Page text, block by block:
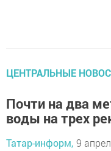
ЦЕНТРАЛЬНЫЕ
Почти на два
воды на трех
Татар-информ, 9